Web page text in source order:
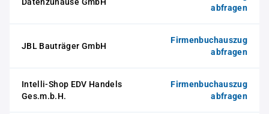
abfragen
JBL Bauträger GmbH
Firmenbuchauszug
abfragen
Intelli-Shop EDV Handels
Ges.m.b.H.
Firmenbuchauszug
abfragen